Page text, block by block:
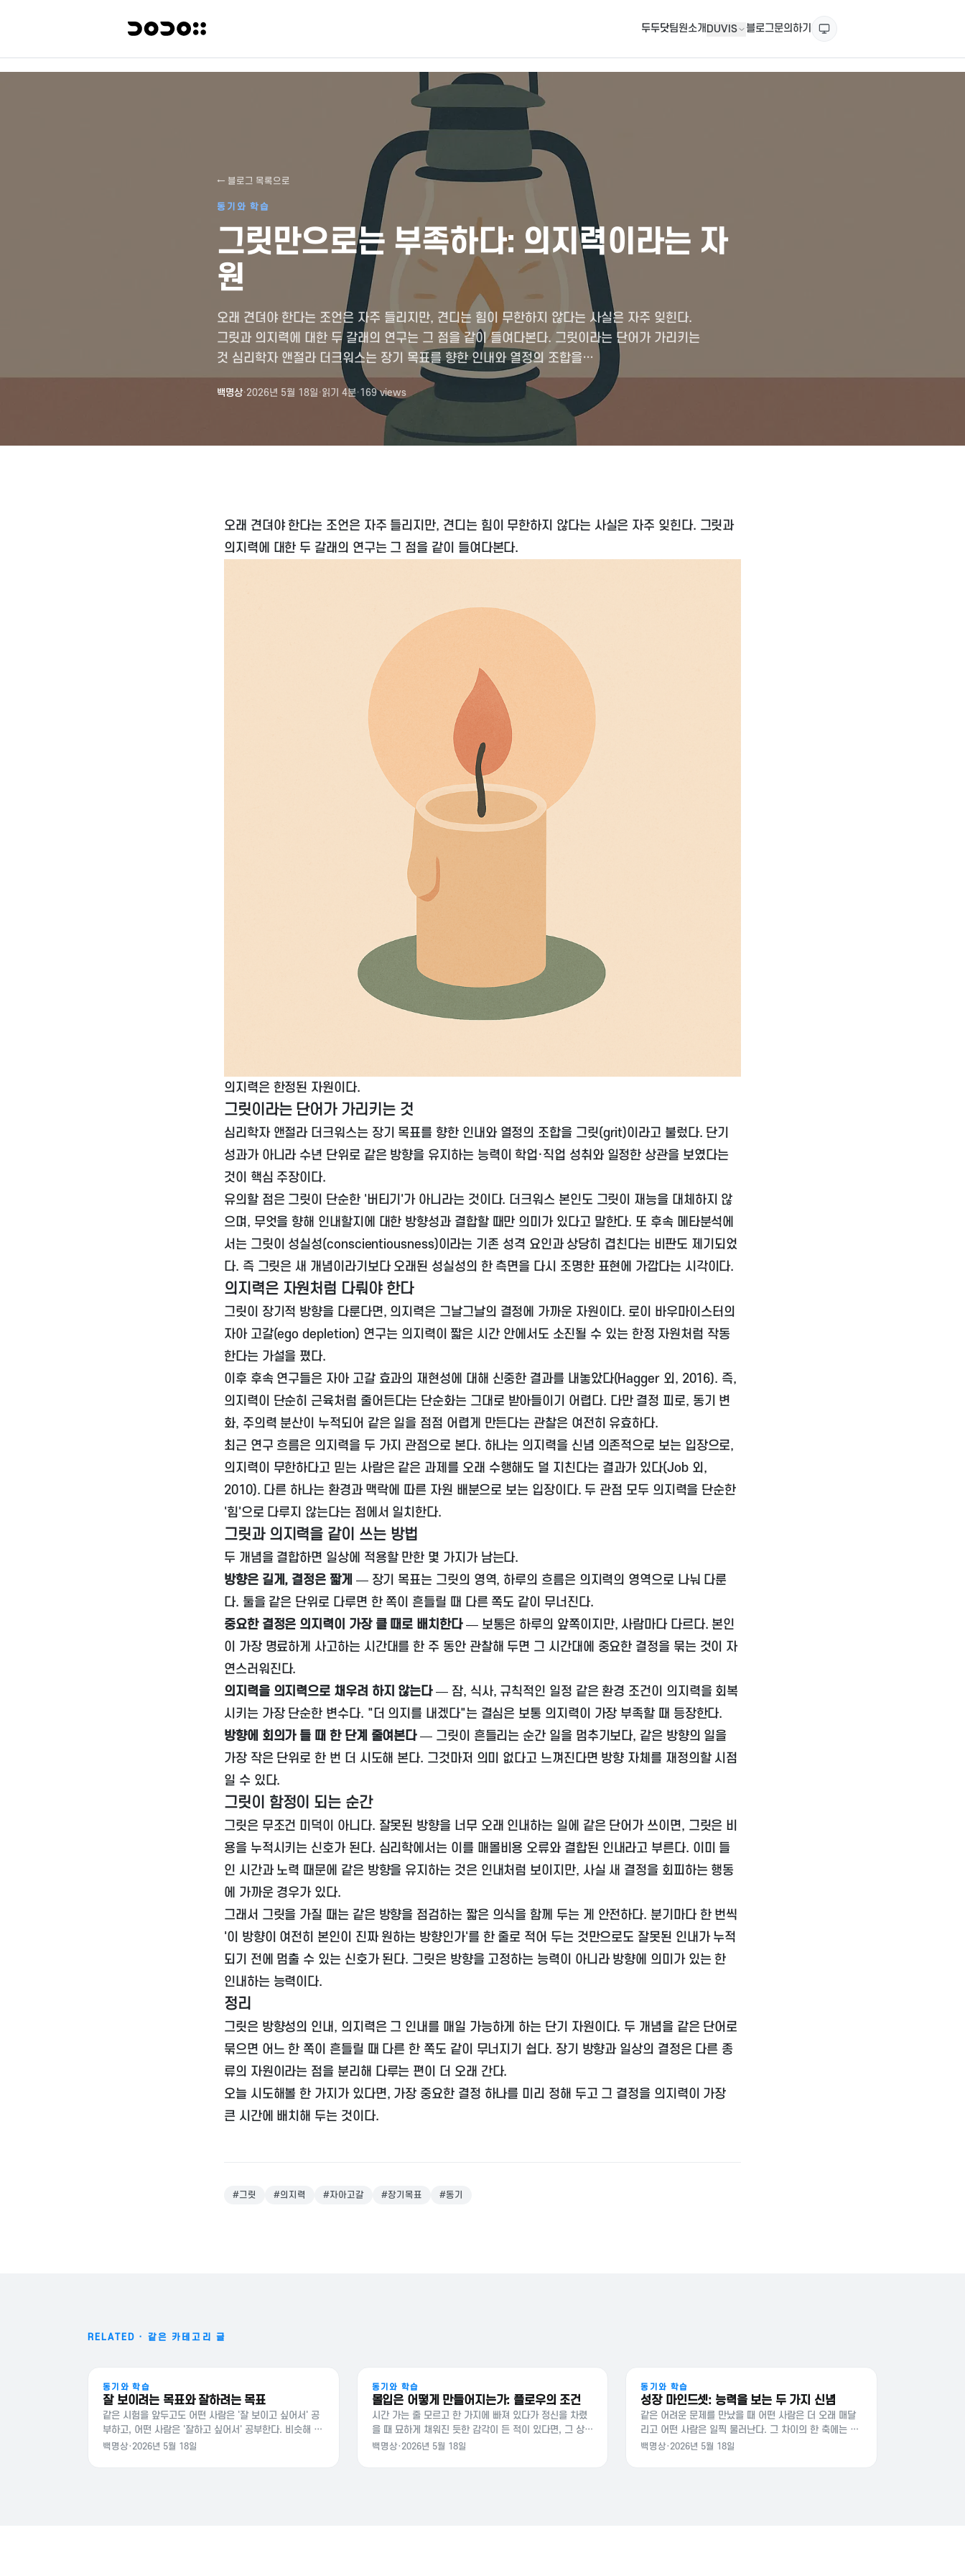
두두닷팀원소개 DUVIS 블로그문의하기
← 블로그 목록으로
동기와 학습
그릿만으로는 부족하다: 의지력이라는 자
원
오래 견뎌야 한다는 조언은 자주 들리지만, 견디는 힘이 무한하지 않다는 사실은 자주 잊힌다.
그릿과 의지력에 대한 두 갈래의 연구는 그 점을 같이 들여다본다. 그릿이라는 단어가 가리키는
것 심리학자 앤절라 더크워스는 장기 목표를 향한 인내와 열정의 조합을…
백명상·2026년 5월 18일 ·읽기 4분·169views
오래 견뎌야 한다는 조언은 자주 들리지만, 견디는 힘이 무한하지 않다는 사실은 자주 잊힌다. 그릿과
의지력에 대한 두 갈래의 연구는 그 점을 같이 들여다본다.
의지력은 한정된 자원이다.
그릿이라는 단어가 가리키는 것
심리학자 앤절라 더크워스는 장기 목표를 향한 인내와 열정의 조합을 그릿(grit)이라고 불렀다. 단기
성과가 아니라 수년 단위로 같은 방향을 유지하는 능력이 학업·직업 성취와 일정한 상관을 보였다는
것이 핵심 주장이다.
유의할 점은 그릿이 단순한 '버티기'가 아니라는 것이다. 더크워스 본인도 그릿이 재능을 대체하지 않
으며, 무엇을 향해 인내할지에 대한 방향성과 결합할 때만 의미가 있다고 말한다. 또 후속 메타분석에
서는 그릿이 성실성(conscientiousness)이라는 기존 성격 요인과 상당히 겹친다는 비판도 제기되었
다. 즉 그릿은 새 개념이라기보다 오래된 성실성의 한 측면을 다시 조명한 표현에 가깝다는 시각이다.
의지력은 자원처럼 다뤄야 한다
그릿이 장기적 방향을 다룬다면, 의지력은 그날그날의 결정에 가까운 자원이다. 로이 바우마이스터의
자아 고갈(ego depletion) 연구는 의지력이 짧은 시간 안에서도 소진될 수 있는 한정 자원처럼 작동
한다는 가설을 폈다.
이후 후속 연구들은 자아 고갈 효과의 재현성에 대해 신중한 결과를 내놓았다(Hagger 외, 2016). 즉,
의지력이 단순히 근육처럼 줄어든다는 단순화는 그대로 받아들이기 어렵다. 다만 결정 피로, 동기 변
화, 주의력 분산이 누적되어 같은 일을 점점 어렵게 만든다는 관찰은 여전히 유효하다.
최근 연구 흐름은 의지력을 두 가지 관점으로 본다. 하나는 의지력을 신념 의존적으로 보는 입장으로,
의지력이 무한하다고 믿는 사람은 같은 과제를 오래 수행해도 덜 지친다는 결과가 있다(Job 외,
2010). 다른 하나는 환경과 맥락에 따른 자원 배분으로 보는 입장이다. 두 관점 모두 의지력을 단순한
'힘'으로 다루지 않는다는 점에서 일치한다.
그릿과 의지력을 같이 쓰는 방법
두 개념을 결합하면 일상에 적용할 만한 몇 가지가 남는다.
방향은 길게, 결정은 짧게 — 장기 목표는 그릿의 영역, 하루의 흐름은 의지력의 영역으로 나눠 다룬
다. 둘을 같은 단위로 다루면 한 쪽이 흔들릴 때 다른 쪽도 같이 무너진다.
중요한 결정은 의지력이 가장 클 때로 배치한다— 보통은 하루의 앞쪽이지만, 사람마다 다르다. 본인
이 가장 명료하게 사고하는 시간대를 한 주 동안 관찰해 두면 그 시간대에 중요한 결정을 묶는 것이 자
연스러워진다.
의지력을 의지력으로 채우려 하지 않는다— 잠, 식사, 규칙적인 일정 같은 환경 조건이 의지력을 회복
시키는 가장 단순한 변수다. "더 의지를 내겠다"는 결심은 보통 의지력이 가장 부족할 때 등장한다.
방향에 회의가 들 때 한 단계 줄여본다— 그릿이 흔들리는 순간 일을 멈추기보다, 같은 방향의 일을
가장 작은 단위로 한 번 더 시도해 본다. 그것마저 의미 없다고 느껴진다면 방향 자체를 재정의할 시점
일 수 있다.
그릿이 함정이 되는 순간
그릿은 무조건 미덕이 아니다. 잘못된 방향을 너무 오래 인내하는 일에 같은 단어가 쓰이면, 그릿은 비
용을 누적시키는 신호가 된다. 심리학에서는 이를 매몰비용 오류와 결합된 인내라고 부른다. 이미 들
인 시간과 노력 때문에 같은 방향을 유지하는 것은 인내처럼 보이지만, 사실 새 결정을 회피하는 행동
에 가까운 경우가 있다.
그래서 그릿을 가질 때는 같은 방향을 점검하는 짧은 의식을 함께 두는 게 안전하다. 분기마다 한 번씩
'이 방향이 여전히 본인이 진짜 원하는 방향인가'를 한 줄로 적어 두는 것만으로도 잘못된 인내가 누적
되기 전에 멈출 수 있는 신호가 된다. 그릿은 방향을 고정하는 능력이 아니라 방향에 의미가 있는 한
인내하는 능력이다.
정리
그릿은 방향성의 인내, 의지력은 그 인내를 매일 가능하게 하는 단기 자원이다. 두 개념을 같은 단어로
묶으면 어느 한 쪽이 흔들릴 때 다른 한 쪽도 같이 무너지기 쉽다. 장기 방향과 일상의 결정은 다른 종
류의 자원이라는 점을 분리해 다루는 편이 더 오래 간다.
오늘 시도해볼 한 가지가 있다면, 가장 중요한 결정 하나를 미리 정해 두고 그 결정을 의지력이 가장
큰 시간에 배치해 두는 것이다.
#그릿 #의지력 #자아고갈 #장기목표 #동기
RELATED · 같은 카테고리 글
동기와 학습
잘 보이려는 목표와 잘하려는 목표
같은 시험을 앞두고도 어떤 사람은 '잘 보이고 싶어서' 공
부하고, 어떤 사람은 '잘하고 싶어서' 공부한다. 비슷해 보
이는 두 동기가 실제로 만드는 행동은 꽤 다르다. 숙달목
백명상· 2026년 5월 18일
동기와 학습
몰입은 어떻게 만들어지는가: 플로우의 조건
시간 가는 줄 모르고 한 가지에 빠져 있다가 정신을 차렸
을 때 묘하게 채워진 듯한 감각이 든 적이 있다면, 그 상태
에는 이름이 있다. 칙센트미하이는 그것을 플로우라고 불
백명상· 2026년 5월 18일
동기와 학습
성장 마인드셋: 능력을 보는 두 가지 신념
같은 어려운 문제를 만났을 때 어떤 사람은 더 오래 매달
리고 어떤 사람은 일찍 물러난다. 그 차이의 한 축에는 본
인이 능력을 어떤 종류의 것으로 보는지에 대한 신념이 있
백명상· 2026년 5월 18일